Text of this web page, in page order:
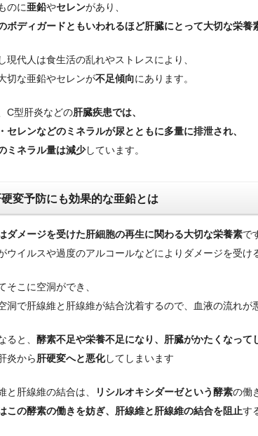
のに亜鉛やセレンがあり、
ボディガードともいわれるほど肝臓にとって大切な栄養
現代人は食生活の乱れやストレスにより、
切な亜鉛やセレンが不足傾向にあります。
C型肝炎などの肝臓疾患では、
セレンなどのミネラルが尿とともに多量に排泄され、
ミネラル量は減少しています。
変予防にも効果的な亜鉛とは
ダメージを受けた肝細胞の再生に関わる大切な栄養素で
ウイルスや過度のアルコールなどによりダメージを受け
そこに空洞ができ、
洞で肝線維と肝線維が結合沈着するので、血液の流れが
ると、 酵素不足や栄養不足になり、肝臓がかたくなって
炎から肝硬変へと悪化してしまいます
と肝線維の結合は、 リシルオキシダーゼという酵素の働
この酵素の働きを妨ぎ、肝線維と肝線維の結合を阻止す